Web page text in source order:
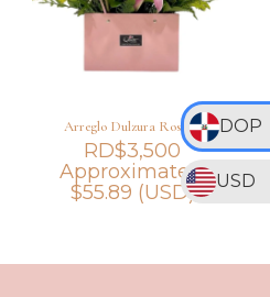
DOP
USD
Arreglo Dulzura Rosada
RD$3,500
Approximately
$55.89 (USD)